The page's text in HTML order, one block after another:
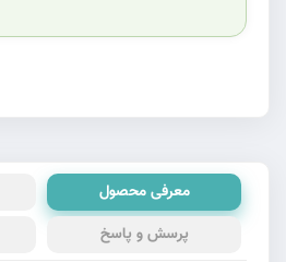
معرفی محصول
پرسش و پاسخ